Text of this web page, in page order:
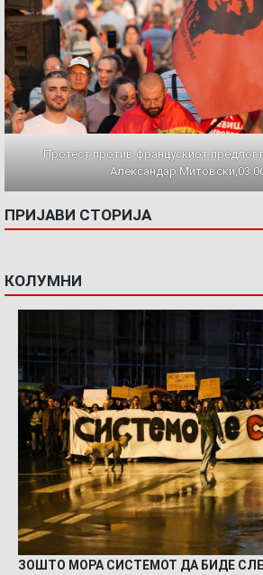
Протест против францускиот предлог
Александар
ПРИЈАВИ СТОРИЈА
КОЛУМНИ
ЗОШТО МОРА СИСТЕМОТ ДА БИДЕ